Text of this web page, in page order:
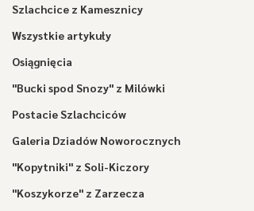
Szlachcice z Kamesznicy
Wszystkie artykuły
Osiągnięcia
"Bucki spod Snozy" z Milówki
Postacie Szlachciców
Galeria Dziadów Noworocznych
"Kopytniki" z Soli-Kiczory
"Koszykorze" z Zarzecza